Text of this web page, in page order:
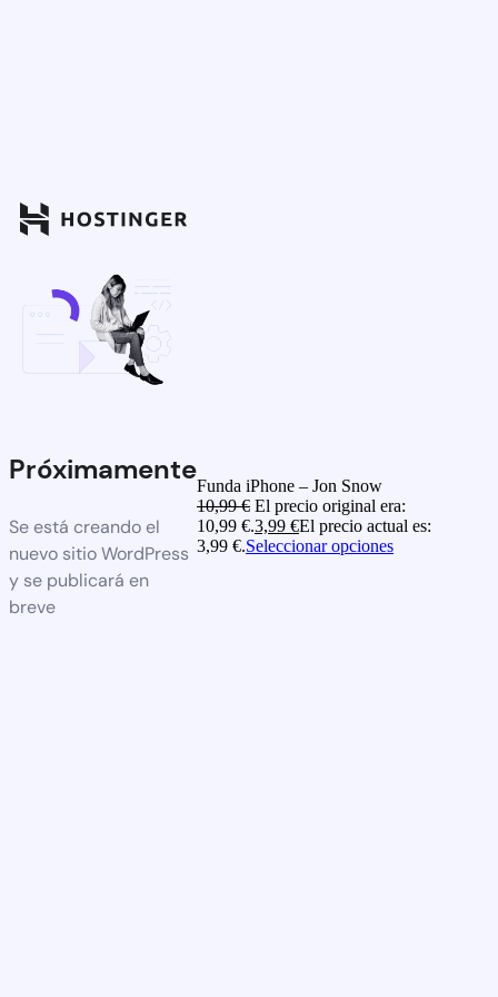
Próximamente
Se está creando el
nuevo sitio WordPress
y se publicará en
breve
Funda iPhone – Jon Snow
10,99€ El precio original era:
10,99 €.3,99 €El precio actual es:
3,99 €.Seleccionar opciones